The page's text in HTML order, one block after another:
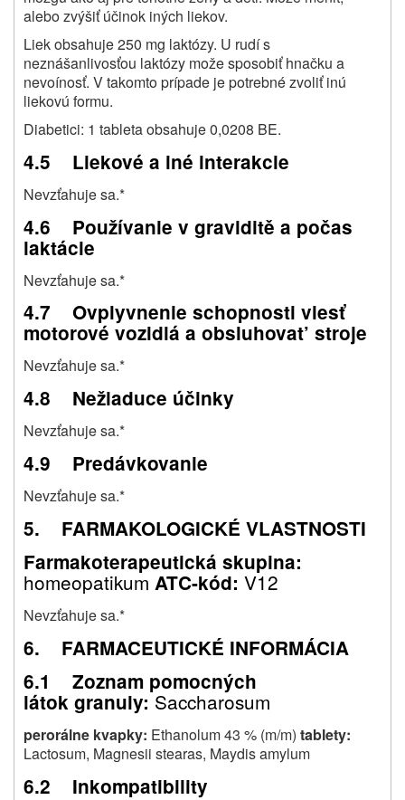
alebo zvýšiť účinok iných liekov.
Liek obsahuje 250 mg laktózy. U rudí s
neznášanlivosťou laktózy može sposobiť hnačku a
nevoínosť. V takomto prípade je potrebné zvoliť inú
liekovú formu.
Diabetici: 1 tableta obsahuje 0,0208 BE.
4.5 Liekové a iné interakcie
Nevzťahuje sa.*
4.6 Používanie v graviditě a počas
laktácie
Nevzťahuje sa.*
4.7 Ovplyvnenie schopnosti viesť
motorové vozidlá a obsluhovat’ stroje
Nevzťahuje sa.*
4.8 Nežiaduce účinky
Nevzťahuje sa.*
4.9 Predávkovanie
Nevzťahuje sa.*
5. FARMAKOLOGICKÉ VLASTNOSTI
Farmakoterapeutická skupina:
homeopatikum ATC-kód: V12
Nevzťahuje sa.*
6. FARMACEUTICKÉ INFORMÁCIA
6.1 Zoznam pomocných
látok granuly: Saccharosum
perorálne kvapky: Ethanolum 43 % (m/m) tablety:
Lactosum, Magnesii stearas, Maydis amylum
6.2 Inkompatibility